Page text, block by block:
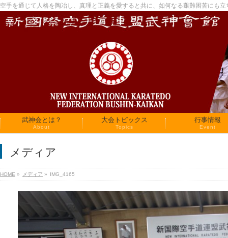
空手を通じて人格を陶冶し、真理と正義を愛すると共に、如何なる艱難困苦にも
武神会とは？
About
大会トピックス
Topics
行事情報
Event
メディア
HOME » メディア » IMG_4165